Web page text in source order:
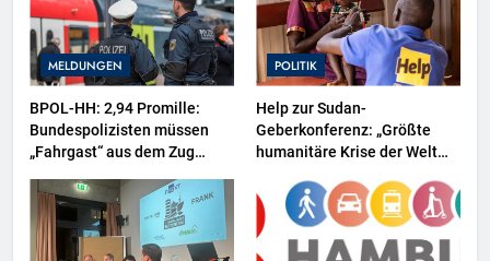
MELDUNGEN
BPOL-HH: 2,94 Promille:
Bundespolizisten müssen
„Fahrgast“ aus dem Zug
POLITIK
Help zur Sudan-
Geberkonferenz: „Größte
humanitäre Krise der Welt